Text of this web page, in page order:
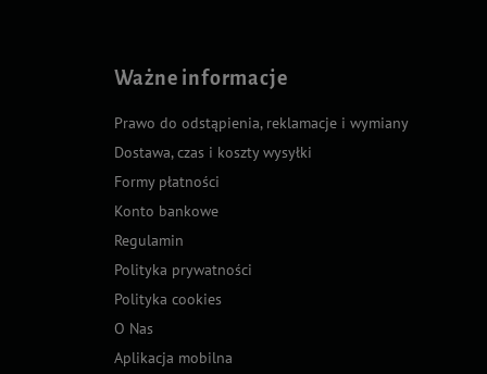
Ważne informacje
Prawo do odstąpienia, reklamacje i wymiany
Dostawa, czas i koszty wysyłki
Formy płatności
Konto bankowe
Regulamin
Polityka prywatności
Polityka cookies
O Nas
Aplikacja mobilna